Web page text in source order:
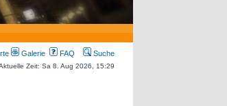
Galerie FAQ Suche
Zeit: Sa 8. Aug 2026, 15:29